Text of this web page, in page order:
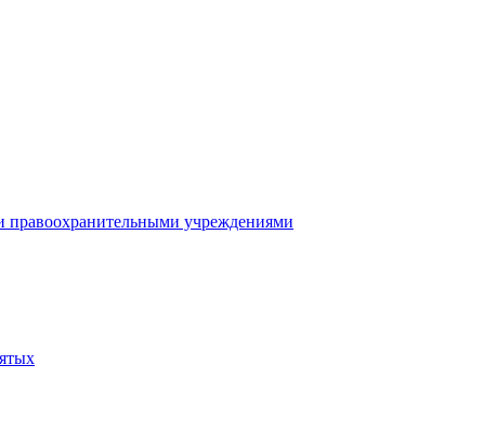
учреждениями